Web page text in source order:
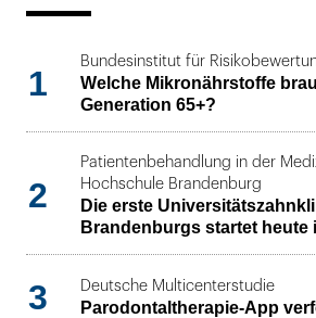
1
Bundesinstitut für
Welche Mikronährstoffe
Generation 65+?
2
Patientenbehandlung in der
Hochschule Brandenburg
Die erste
Brandenburgs startet heute
3 Deutsche Multicenterstudie
Parodontaltherapie-App